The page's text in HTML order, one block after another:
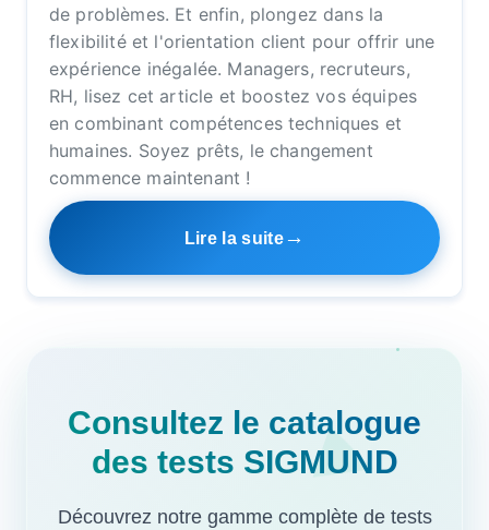
de problèmes. Et enfin, plongez dans la
flexibilité et l'orientation client pour offrir une
expérience inégalée. Managers, recruteurs,
RH, lisez cet article et boostez vos équipes
en combinant compétences techniques et
humaines. Soyez prêts, le changement
commence maintenant !
Lire la suite
Consultez le catalogue
des tests SIGMUND
Découvrez notre gamme complète de tests